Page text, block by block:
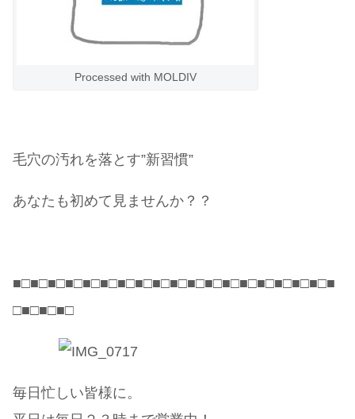
Processed with MOLDIV
毛穴の汚れを落とす”新習慣”
あなたも初めて見ませんか？？
■□■□■□■□■□■□■□■□■□■□■□■□■□■□■□■□■□■□■
□■□■□■□
毎日忙しい皆様に。